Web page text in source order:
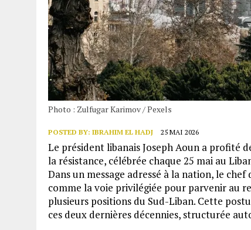
Photo : Zulfugar Karimov / Pexels
POSTED BY: IBRAHIM EL HADJ 25 MAI 2026
Le président libanais Joseph Aoun a profité
la résistance, célébrée chaque 25 mai au
Dans un message adressé à la nation, le
comme la voie privilégiée pour parvenir au
plusieurs positions du Sud-Liban. Cette
ces deux dernières décennies, structurée